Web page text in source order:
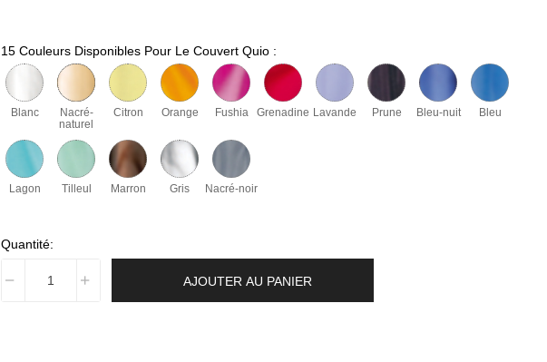
15 Couleurs Disponibles Pour Le Couvert Quio :
Blanc
Nacré-
naturel
Citron Orange Fushia Grenadine Lavande Prune Bleu-nuit Bleu
Lagon Tilleul Marron Gris Nacré-noir
Quantité:
AJOUTER AU PANIER